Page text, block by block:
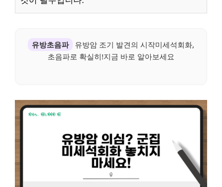
유방초음파
유방암 조기 발견의 시작미세석회화,
초음파로 확실히!지금 바로 알아보세요